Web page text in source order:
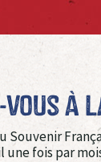
à
Souvenir
une fois par